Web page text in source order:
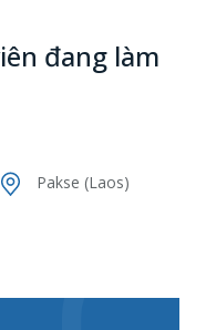
đang làm
Pakse (Laos)